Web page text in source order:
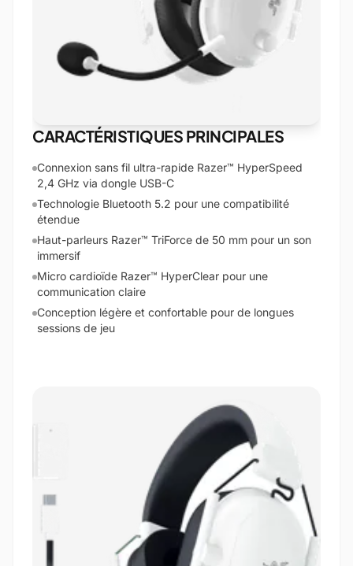
CARACTÉRISTIQUES PRINCIPALES
Connexion sans fil ultra-rapide Razer™ HyperSpeed
2,4 GHz via dongle USB-C
Technologie Bluetooth 5.2 pour une compatibilité
étendue
Haut-parleurs Razer™ TriForce de 50 mm pour un son
immersif
Micro cardioïde Razer™ HyperClear pour une
communication claire
Conception légère et confortable pour de longues
sessions de jeu